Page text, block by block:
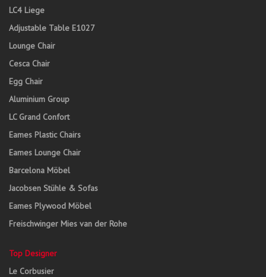
LC4 Liege
Adjustable Table E1027
Lounge Chair
Cesca Chair
Egg Chair
Aluminium Group
LC Grand Confort
Eames Plastic Chairs
Eames Lounge Chair
Barcelona Möbel
Jacobsen Stühle & Sofas
Eames Plywood Möbel
Freischwinger Mies van der Rohe
Top Designer
Le Corbusier